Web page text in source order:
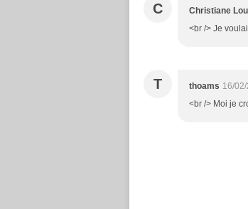
C Christiane
<br /> Je
T thoams 16/
<br /> Moi je